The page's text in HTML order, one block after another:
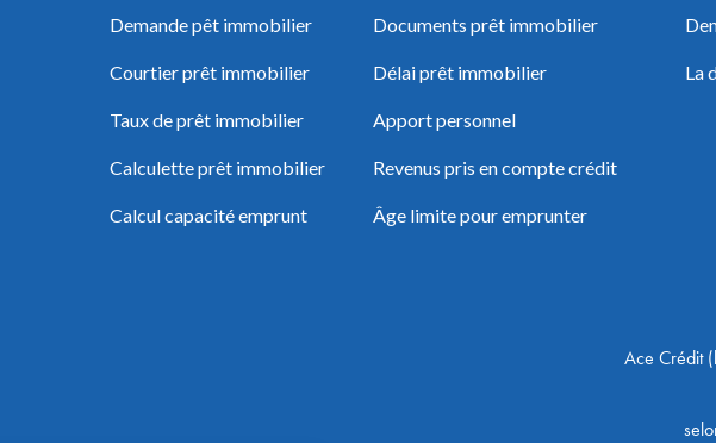
Demande pêt immobilier
Courtier prêt immobilier
Taux de prêt immobilier
Calculette prêt immobilier
Calcul capacité emprunt
Documents prêt immobilier
Délai prêt immobilier
Apport personnel
Revenus pris en compte crédit
Âge limite pour emprunter
La
Ace Crédit(